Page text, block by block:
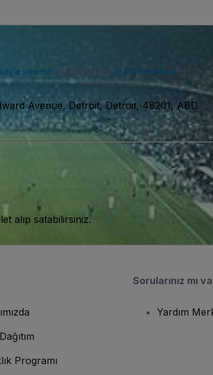
sözleşmemizi kabul etmiş ve gizlilik politikası .
vazgeçebilirsiniz.
Avenue, Detroit, Detroit, 48201, ABD
alıp satabilirsiniz.
Programı
Sorularınız mı
Yardım